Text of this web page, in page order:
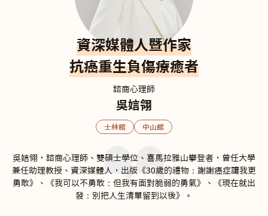
資深媒體人暨作家
抗癌重生負傷療癒者
諮商心理師
吳娮翎
士林館 中山館
吳娮翎，諮商心理師、雙碩士學位、喜馬拉雅山攀登者，曾任大學
兼任助理教授、資深媒體人，出版《30歲的禮物：謝謝癌症讓我更
勇敢》、《我可以不勇敢：但我有面對脆弱的勇氣》、《現在就出
發：別把人生清單留到以後》。